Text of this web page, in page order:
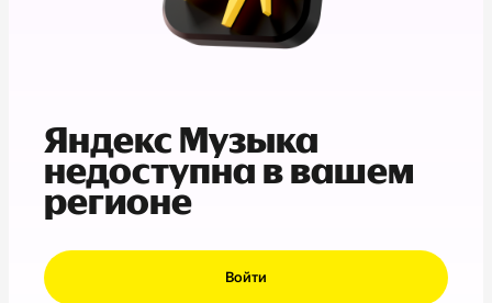
Яндекс Музыка
недоступна в вашем
регионе
Войти